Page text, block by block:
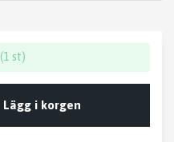
(1 st)
Lägg i korgen